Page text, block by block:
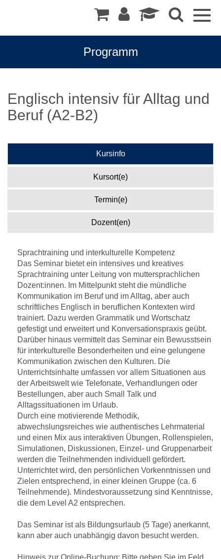
Programm
Englisch intensiv für Alltag und
Beruf (A2-B2)
Kursinfo
Kursort(e)
Termin(e)
Dozent(en)
Sprachtraining und interkulturelle Kompetenz
Das Seminar bietet ein intensives und kreatives
Sprachtraining unter Leitung von muttersprachlichen
Dozent:innen. Im Mittelpunkt steht die mündliche
Kommunikation im Beruf und im Alltag, aber auch
schriftliches Englisch in beruflichen Kontexten wird
trainiert. Dazu werden Grammatik und Wortschatz
gefestigt und erweitert und Konversationspraxis geübt.
Darüber hinaus vermittelt das Seminar ein Bewusstsein
für interkulturelle Besonderheiten und eine gelungene
Kommunikation zwischen den Kulturen. Die
Unterrichtsinhalte umfassen vor allem Situationen aus
der Arbeitswelt wie Telefonate, Verhandlungen oder
Bestellungen, aber auch Small Talk und
Alltagssituationen im Urlaub.
Durch eine motivierende Methodik,
abwechslungsreiches wie authentisches Lehrmaterial
und einen Mix aus interaktiven Übungen, Rollenspielen,
Simulationen, Diskussionen, Einzel- und Gruppenarbeit
werden die Teilnehmenden individuell gefördert.
Unterrichtet wird, den persönlichen Vorkenntnissen und
Zielen entsprechend, in einer kleinen Gruppe (ca. 6
Teilnehmende). Mindestvoraussetzung sind Kenntnisse,
die dem Level A2 entsprechen.
Das Seminar ist als Bildungsurlaub (5 Tage) anerkannt,
kann aber auch unabhängig davon besucht werden.
Hinweis zur Online-Buchung: Bitte geben Sie im Feld